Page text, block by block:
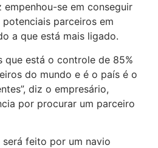
se em conseguir
parceiros em
a que está mais ligado.
que está o controle de 85%
do mundo e é o país é o
diz o empresário,
por procurar um parceiro
feito por um navio